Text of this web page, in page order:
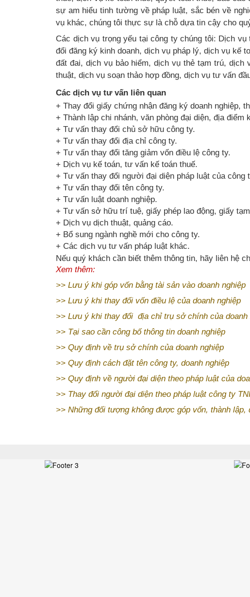
sự am hiểu tinh tường về pháp luật, sắc bén về
vụ khác, chúng tôi thực sự là chỗ dựa tin cậy cho
Các dịch vụ trọng yếu tại công ty chúng tôi: Dịch
đổi đăng ký kinh doanh, dịch vụ pháp lý, dịch vụ kế
đất đai, dịch vụ bảo hiểm, dịch vụ thẻ tạm trú,
thuật, dịch vụ soạn thảo hợp đồng, dịch vụ tư vấn
Các dịch vụ tư vấn liên quan
+ Thay đổi giấy chứng nhận đăng ký doanh nghiệp,
+ Thành lập chi nhánh, văn phòng đại diện, địa
+ Tư vấn thay đổi chủ sở hữu công ty.
+ Tư vấn thay đổi địa chỉ công ty.
+ Tư vấn thay đổi tăng giảm vốn điều lệ công ty.
+ Dịch vụ kế toán, tư vấn kế toán thuế.
+ Tư vấn thay đổi người đại diện pháp luật của công
+ Tư vấn thay đổi tên công ty.
+ Tư vấn luật doanh nghiệp.
+ Tư vấn sở hữu trí tuệ, giấy phép lao động, giấy
+ Dịch vụ dịch thuật, quảng cáo.
+ Bổ sung ngành nghề mới cho công ty.
+ Các dịch vụ tư vấn pháp luật khác.
Nếu quý khách cần biết thêm thông tin, hãy liên hệ
Xem thêm:
>> Lưu ý khi góp vốn bằng tài sản vào doanh nghiệp
>> Lưu ý khi thay đổi vốn điều lệ của doanh nghiệp
>> Lưu ý khi thay đổi địa chỉ trụ sở chính của doanh
>> Tại sao cần công bố thông tin doanh nghiệp
>> Quy định về trụ sở chính của doanh nghiệp
>> Quy định cách đặt tên công ty, doanh nghiệp
>> Quy định về người đại diện theo pháp luật của
>> Thay đổi người đại diện theo pháp luật công ty
>> Những đối tượng không được góp vốn, thành lập,